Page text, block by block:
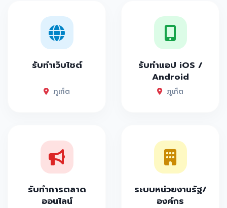
รับทำเว็บไซต์
ภูเก็ต
รับทำแอป iOS /
Android
ภูเก็ต
รับทำการตลาด
ออนไลน์
ระบบหน่วยงานรัฐ/
องค์กร